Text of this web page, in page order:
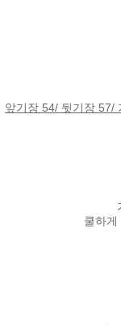
앞기장 54/ 뒷기장 57/
쿨하게